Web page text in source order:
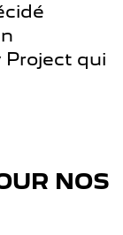
Project qui
NOS